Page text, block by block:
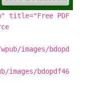
title="Free PDF
images/bdopd
images/bdopdf46